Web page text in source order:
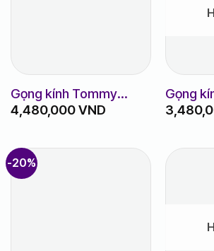
Gọng kính Tommy
Hilfiger TH1814_807
4,480,000VND
Gọng
BJ1322
-20%